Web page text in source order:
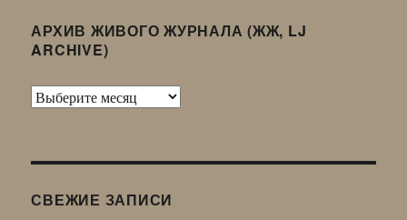
АРХИВ ЖИВОГО ЖУРНАЛА (ЖЖ, LJ
ARCHIVE)
Архив
LJ
СВЕЖИЕ ЗАПИСИ